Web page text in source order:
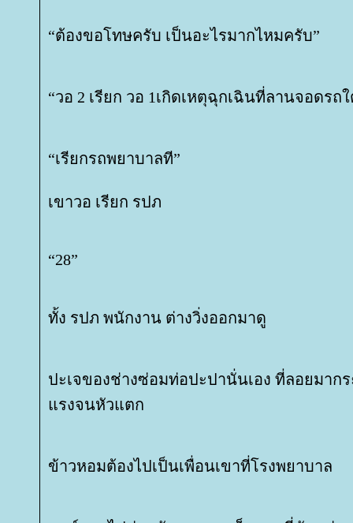
“ต้องขอโทษครับ เป็นอะไรมากไหมครับ”
“วอ 2 เรียก วอ 1เกิดเหตุฉุกเฉินที่ลานจอดรถ
“เรียกรถพยาบาลที”
เขาวอ เรียก รปภ
“28”
ทั้ง รปภ พนักงาน ต่างวิ่งออกมาดู
ปะเจของช่างซ่อมท่อปะปานั่นเอง ที่ลอยมาก
รงจนหัวแตก
ข้าวหอมต้องไปเป็นเพื่อนเขาที่โรงพยาบาล